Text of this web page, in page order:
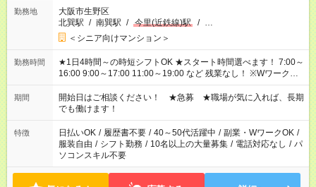
勤務地
大阪市生野区
北巽駅 / 南巽駅 / 今里(近鉄線)駅 / …
＜シニア向けマンション＞
勤務時間
★1日4時間～の時短シフトOK ★スタート時間選べます！ 7:00～
16:00 9:00～17:00 11:00～19:00 など 残業なし！ ※Wワークの
場合、他のお仕事と合わせ週40時間超の就業はご案内できませ
ん ※法令に基づき、週20時間以上勤務は社会保険への加入対象
となります ※労働者派遣法（日雇い派遣の原則禁止）により、
短時間・短期間の就業はご案内が難しい場合があります
期間
開始日はご相談ください！ ★急募 ★職場が気に入れば、長期
でも働けます！
特徴 日払いOK / 履歴書不要 / 40～50代活躍中 / 副業・WワークOK /
服装自由 / シフト勤務 / 10名以上の大量募集 / 電話対応なし / パ
ソコンスキル不要